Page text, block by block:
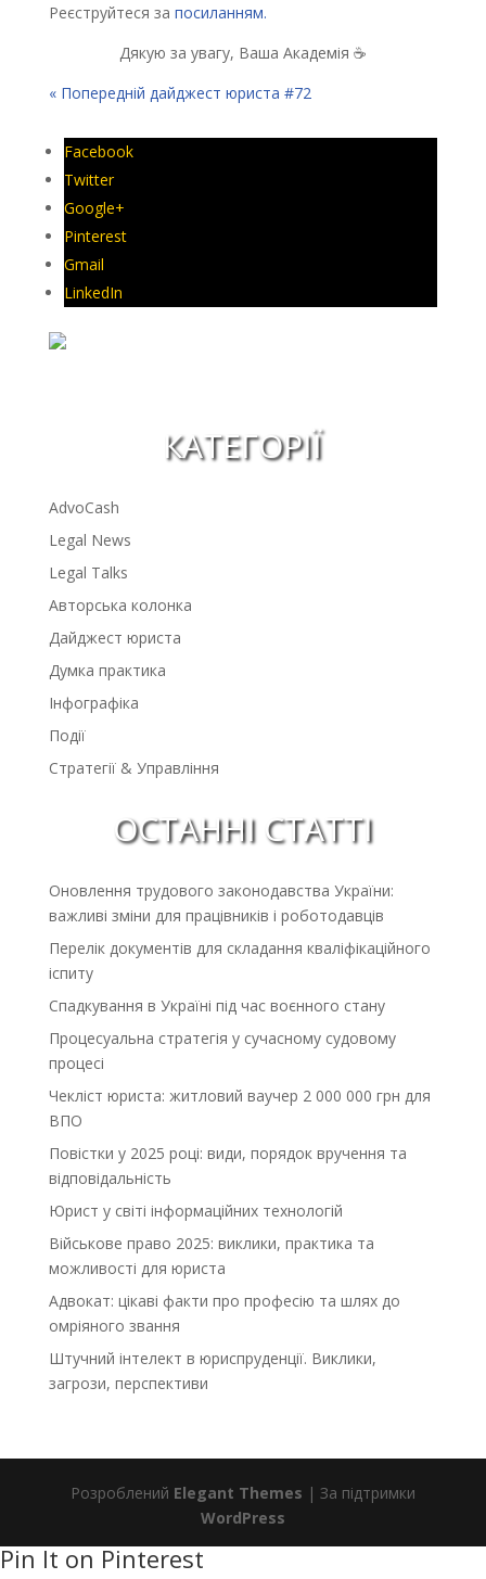
Реєструйтеся за посиланням.
Дякую за увагу, Ваша Академія ☕
« Попередній дайджест юриста #72
Facebook
Twitter
Google+
Pinterest
Gmail
LinkedIn
КАТЕГОРІЇ
AdvoCash
Legal News
Legal Talks
Авторська колонка
Дайджест юриста
Думка практика
Інфографіка
Події
Стратегії & Управління
ОСТАННІ СТАТТІ
Оновлення трудового законодавства України:
важливі зміни для працівників і роботодавців
Перелік документів для складання кваліфікаційного
іспиту
Спадкування в Україні під час воєнного стану
Процесуальна стратегія у сучасному судовому
процесі
Чекліст юриста: житловий ваучер 2 000 000 грн для
ВПО
Повістки у 2025 році: види, порядок вручення та
відповідальність
Юрист у світі інформаційних технологій
Військове право 2025: виклики, практика та
можливості для юриста
Адвокат: цікаві факти про професію та шлях до
омріяного звання
Штучний інтелект в юриспруденції. Виклики,
загрози, перспективи
Розроблений Elegant Themes | За підтримки
WordPress
Pin It on Pinterest